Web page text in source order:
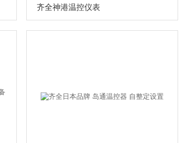
齐全神港温控仪表